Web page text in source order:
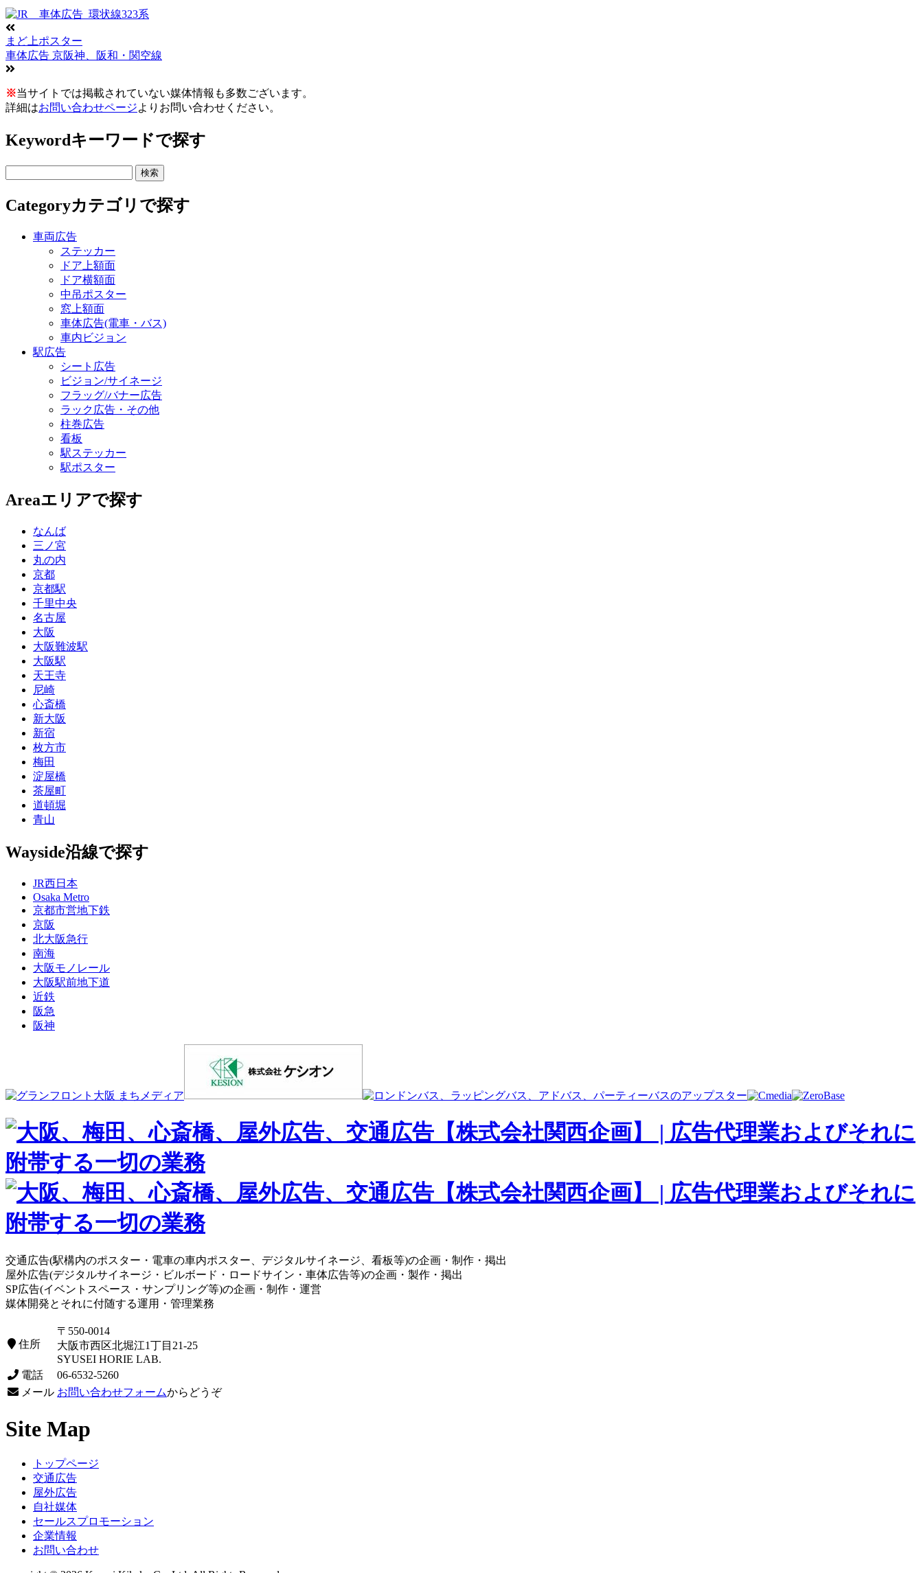
まど上ポスター
車体広告 京阪神、阪和・関空線
※当サイトでは掲載されていない媒体情報も多数ございます。
詳細はお問い合わせページよりお問い合わせください。
Keywordキーワードで探す
Categoryカテゴリで探す
車両広告
ステッカー
ドア上額面
ドア横額面
中吊ポスター
窓上額面
車体広告(電車・バス)
車内ビジョン
駅広告
シート広告
ビジョン/サイネージ
フラッグ/バナー広告
ラック広告・その他
柱巻広告
看板
駅ステッカー
駅ポスター
Areaエリアで探す
なんば
三ノ宮
丸の内
京都
京都駅
千里中央
名古屋
大阪
大阪難波駅
大阪駅
天王寺
尼崎
心斎橋
新大阪
新宿
枚方市
梅田
淀屋橋
茶屋町
道頓堀
青山
Wayside沿線で探す
JR西日本
Osaka Metro
京都市営地下鉄
京阪
北大阪急行
南海
大阪モノレール
大阪駅前地下道
近鉄
阪急
阪神
交通広告(駅構内のポスター・電車の車内ポスター、デジタルサイネージ、看板等)の企画・制作・掲出
屋外広告(デジタルサイネージ・ビルボード・ロードサイン・車体広告等)の企画・製作・掲出
SP広告(イベントスペース・サンプリング等)の企画・制作・運営
媒体開発とそれに付随する運用・管理業務
住所
〒550-0014
大阪市西区北堀江1丁目21-25
SYUSEI HORIE LAB.
電話
06-6532-5260
メール お問い合わせフォームからどうぞ
Site Map
トップページ
交通広告
屋外広告
自社媒体
セールスプロモーション
企業情報
お問い合わせ